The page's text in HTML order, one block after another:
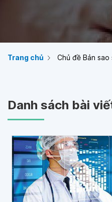
Trang chủ Chủ đề Bản
Danh sách bài